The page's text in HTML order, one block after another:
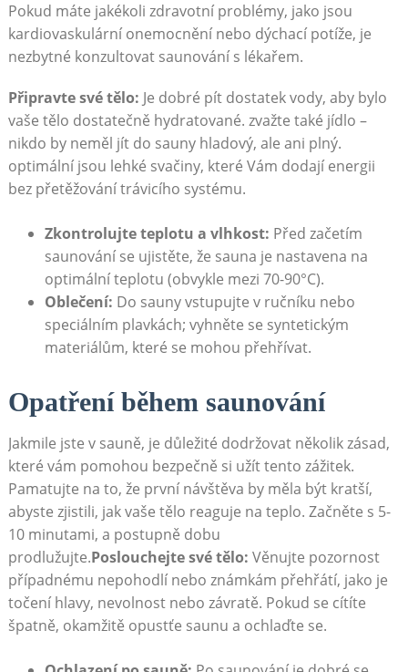
Pokud máte jakékoli zdravotní problémy, jako jsou
kardiovaskulární onemocnění nebo dýchací potíže, je
nezbytné konzultovat saunování s lékařem.
Připravte své tělo: Je dobré pít dostatek vody, aby bylo
vaše tělo dostatečně hydratované. zvažte také jídlo –
nikdo by neměl jít do sauny hladový, ale ani plný.
optimální jsou lehké svačiny, které Vám dodají energii
bez přetěžování trávicího systému.
Zkontrolujte teplotu a vlhkost: Před začetím
saunování se ujistěte, že sauna je nastavena na
optimální teplotu (obvykle mezi 70-90°C).
Oblečení: Do sauny vstupujte v ručníku nebo
speciálním plavkách; vyhněte se syntetickým
materiálům, které se mohou přehřívat.
Opatření během saunování
Jakmile jste v sauně, je důležité dodržovat několik zásad,
které vám pomohou bezpečně si užít tento zážitek.
Pamatujte na to, že první návštěva by měla být kratší,
abyste zjistili, jak vaše tělo reaguje na teplo. Začněte s 5-
10 minutami, a postupně dobu
prodlužujte.Poslouchejte své tělo: Věnujte pozornost
případnému nepohodlí nebo známkám přehřátí, jako je
točení hlavy, nevolnost nebo závratě. Pokud se cítíte
špatně, okamžitě opustťe saunu a ochlaďte se.